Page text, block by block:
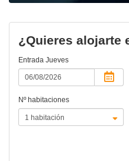
¿Quieres alojarte
Entrada Jueves
Nº habitaciones